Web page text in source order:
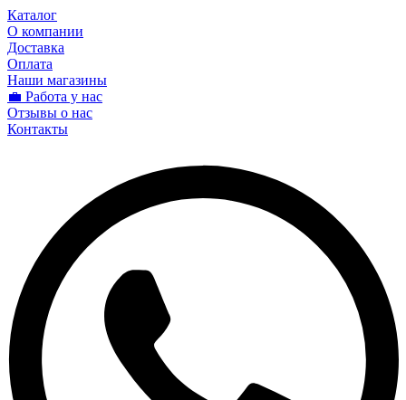
Каталог
О компании
Доставка
Оплата
Наши магазины
💼 Работа у нас
Отзывы о нас
Контакты